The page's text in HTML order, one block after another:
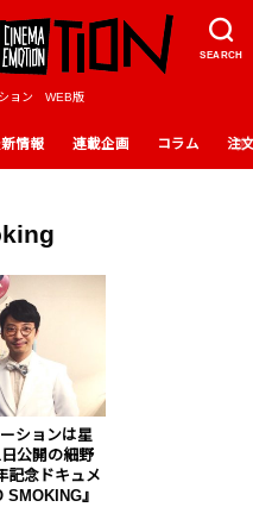
SEARCH
ョン WEB版
情報 連載企画 コラム 注
ションは星
公開の細野
記念ドキュメ
』